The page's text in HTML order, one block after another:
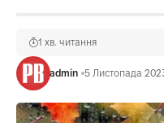
admin 5 Листопада
1 хв. читання